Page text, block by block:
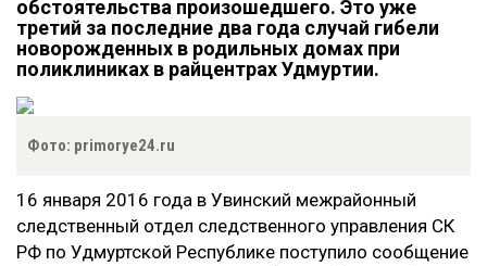
обстоятельства произошедшего. Это уже
третий за последние два года случай гибели
новорожденных в родильных домах при
поликлиниках в райцентрах Удмуртии.
Фото: primorye24.ru
16 января 2016 года в Увинский межрайонный
следственный отдел следственного управления СК
РФ по Удмуртской Республике поступило сообщение